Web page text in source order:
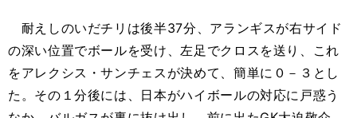
耐えしのいだチリは後半37分、アランギスが右サイド
の深い位置でボールを受け、左足でクロスを送り、これ
をアレクシス・サンチェスが決めて、簡単に０－３とし
た。その１分後には、日本がハイボールの対応に戸惑う